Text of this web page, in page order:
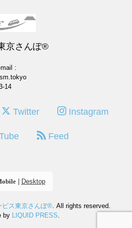
京さんぽ®
mail :
14
Twitter Instagram
Feed
| Desktop
ビス東京さんぽ®. All rights reserved.
by LIQUID PRESS.